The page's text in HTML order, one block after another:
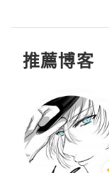
推薦博客